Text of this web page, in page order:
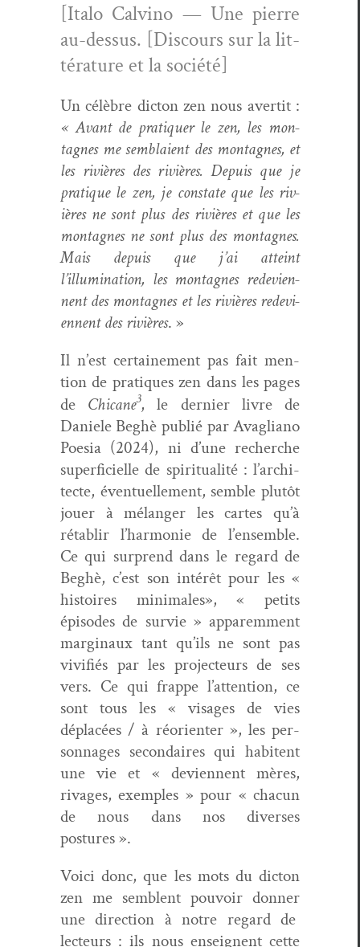
[Ita­lo Calvi­no — Une pierre
au-dessus. [Dis­cours sur la lit­
téra­ture et la société]
Un célèbre dic­ton zen nous aver­tit :
« Avant de pra­ti­quer le zen, les mon­
tagnes me sem­blaient des mon­tagnes, et
les riv­ières des riv­ières. Depuis que je
pra­tique le zen, je con­state que les riv­
ières ne sont plus des riv­ières et que les
mon­tagnes ne sont plus des mon­tagnes.
Mais depuis que j’ai atteint
l’illumination, les mon­tagnes rede­vi­en­
nent des mon­tagnes et les riv­ières rede­vi­
en­nent des riv­ières. »
Il n’est cer­taine­ment pas fait men­
tion de pra­tiques zen dans les pages
de Chi­cane3, le dernier livre de
Daniele Beghè pub­lié par Avagliano
Poe­sia (2024), ni d’une recherche
super­fi­cielle de spir­i­tu­al­ité : l’ar­chi­
tecte, éventuelle­ment, sem­ble plutôt
jouer à mélanger les cartes qu’à
rétablir l’har­monie de l’ensem­ble.
Ce qui sur­prend dans le regard de
Beghè, c’est son intérêt pour les «
his­toires min­i­males», « petits
épisodes de survie » apparem­ment
mar­gin­aux tant qu’ils ne sont pas
viv­i­fiés par les pro­jecteurs de ses
vers. Ce qui frappe l’attention, ce
sont tous les « vis­ages de vies
déplacées / à réori­en­ter », les per­
son­nages sec­ondaires qui habitent
une vie et « devi­en­nent mères,
rivages, exem­ples » pour « cha­cun
de nous dans nos divers­es
postures ».
Voici donc, que les mots du dic­ton
zen me sem­blent pou­voir don­ner
une direc­tion à notre regard de
lecteurs : ils nous enseignent cette